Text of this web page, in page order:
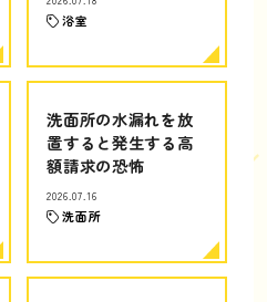
浴室
洗面所の水漏れを放
置すると発生する高
額請求の恐怖
2026.07.16
洗面所